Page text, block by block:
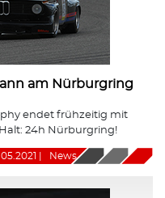
am Nürburgring
endet frühzeitig mit
24h Nürburgring!
News